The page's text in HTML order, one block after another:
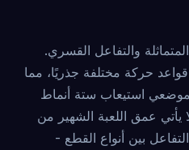
والتفاعل القسري.
حركة مختلفة جذريًا، مما
استيعاب ستة أنماط
عمق اللعبة الشهير من
بين أنواع القطع -